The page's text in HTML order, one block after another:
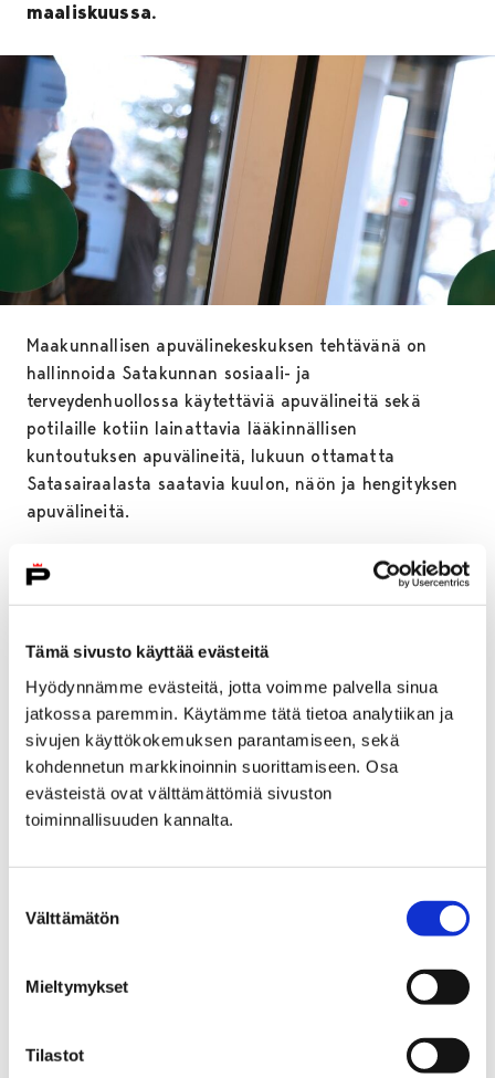
Tämä sivusto käyttää evästeitä
Hyödynnämme evästeitä, jotta voimme palvella sinua
jatkossa paremmin. Käytämme tätä tietoa analytiikan ja
sivujen käyttökokemuksen parantamiseen, sekä
kohdennetun markkinoinnin suorittamiseen. Osa
evästeistä ovat välttämättömiä sivuston
toiminnallisuuden kannalta.
valinta
Välttämätön
Mieltymykset
Tilastot
maaliskuussa.
Maakunnallisen apuvälinekeskuksen tehtävänä on
hallinnoida Satakunnan sosiaali- ja
terveydenhuollossa käytettäviä apuvälineitä sekä
potilaille kotiin lainattavia lääkinnällisen
kuntoutuksen apuvälineitä, lukuun ottamatta
Satasairaalasta saatavia kuulon, näön ja hengityksen
apuvälineitä.
Satakunnassa alueellisesta apuvälinetoiminnasta
vastaava apuvälinekeskus toimii tällä hetkellä
kolmessa eri toimipisteessä.
− Keskittämällä palvelut yhteen toimipisteeseen
voimme taata asiakkaille moniammatillisen,
asiantuntevan palvelun, laajan tuotevalikoiman sekä
tasalaatuisen apuvälineiden puhdistuksen, huollon ja
korjauspalvelun, kertoo vastuualuejohtajaJukka
KorpelaSatasairaalasta.
esitetään siirrettäväksi osaksi uutta
käsittelee asiaa torstain 19.12. kokouksessaan.
voimme vahvistaa palvelun laatua ja
koteihin ja etäpisteisiin kuten Merikarvialle ja Laviaan